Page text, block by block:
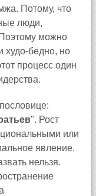
Потому, что
люди,
можно
худо-бедно, но
процесс один
". Рост
или
явление.
нельзя.